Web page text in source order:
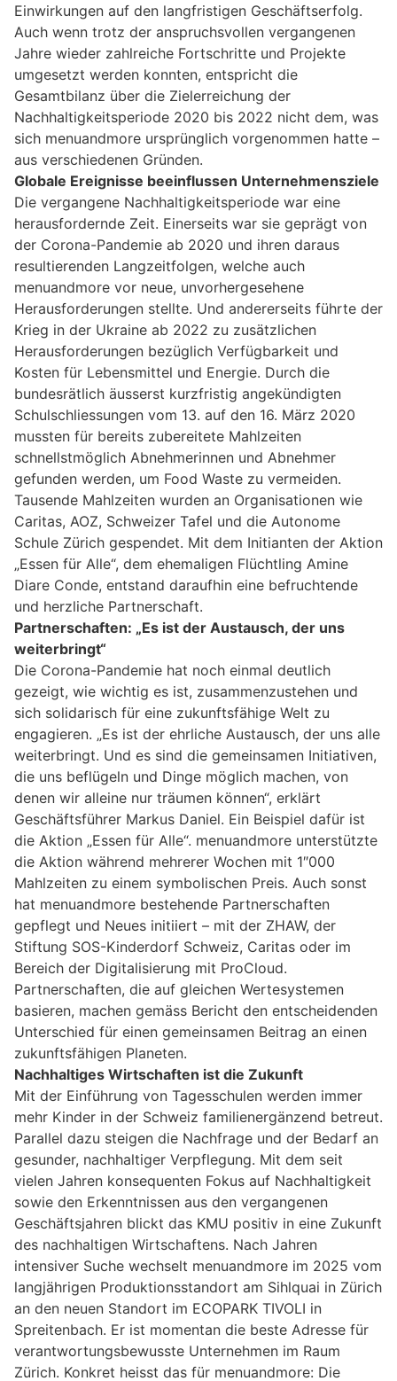
Einwirkungen auf den langfristigen Geschäftserfolg.
Auch wenn trotz der anspruchsvollen vergangenen
Jahre wieder zahlreiche Fortschritte und Projekte
umgesetzt werden konnten, entspricht die
Gesamtbilanz über die Zielerreichung der
Nachhaltigkeitsperiode 2020 bis 2022 nicht dem, was
sich menuandmore ursprünglich vorgenommen hatte –
aus verschiedenen Gründen.
Globale Ereignisse beeinflussen Unternehmensziele
Die vergangene Nachhaltigkeitsperiode war eine
herausfordernde Zeit. Einerseits war sie geprägt von
der Corona-Pandemie ab 2020 und ihren daraus
resultierenden Langzeitfolgen, welche auch
menuandmore vor neue, unvorhergesehene
Herausforderungen stellte. Und andererseits führte der
Krieg in der Ukraine ab 2022 zu zusätzlichen
Herausforderungen bezüglich Verfügbarkeit und
Kosten für Lebensmittel und Energie. Durch die
bundesrätlich äusserst kurzfristig angekündigten
Schulschliessungen vom 13. auf den 16. März 2020
mussten für bereits zubereitete Mahlzeiten
schnellstmöglich Abnehmerinnen und Abnehmer
gefunden werden, um Food Waste zu vermeiden.
Tausende Mahlzeiten wurden an Organisationen wie
Caritas, AOZ, Schweizer Tafel und die Autonome
Schule Zürich gespendet. Mit dem Initianten der Aktion
„Essen für Alle“, dem ehemaligen Flüchtling Amine
Diare Conde, entstand daraufhin eine befruchtende
und herzliche Partnerschaft.
Partnerschaften: „Es ist der Austausch, der uns
weiterbringt“
Die Corona-Pandemie hat noch einmal deutlich
gezeigt, wie wichtig es ist, zusammenzustehen und
sich solidarisch für eine zukunftsfähige Welt zu
engagieren. „Es ist der ehrliche Austausch, der uns alle
weiterbringt. Und es sind die gemeinsamen Initiativen,
die uns beflügeln und Dinge möglich machen, von
denen wir alleine nur träumen können“, erklärt
Geschäftsführer Markus Daniel. Ein Beispiel dafür ist
die Aktion „Essen für Alle“. menuandmore unterstützte
die Aktion während mehrerer Wochen mit 1″000
Mahlzeiten zu einem symbolischen Preis. Auch sonst
hat menuandmore bestehende Partnerschaften
gepflegt und Neues initiiert – mit der ZHAW, der
Stiftung SOS-Kinderdorf Schweiz, Caritas oder im
Bereich der Digitalisierung mit ProCloud.
Partnerschaften, die auf gleichen Wertesystemen
basieren, machen gemäss Bericht den entscheidenden
Unterschied für einen gemeinsamen Beitrag an einen
zukunftsfähigen Planeten.
Nachhaltiges Wirtschaften ist die Zukunft
Mit der Einführung von Tagesschulen werden immer
mehr Kinder in der Schweiz familienergänzend betreut.
Parallel dazu steigen die Nachfrage und der Bedarf an
gesunder, nachhaltiger Verpflegung. Mit dem seit
vielen Jahren konsequenten Fokus auf Nachhaltigkeit
sowie den Erkenntnissen aus den vergangenen
Geschäftsjahren blickt das KMU positiv in eine Zukunft
des nachhaltigen Wirtschaftens. Nach Jahren
intensiver Suche wechselt menuandmore im 2025 vom
langjährigen Produktionsstandort am Sihlquai in Zürich
an den neuen Standort im ECOPARK TIVOLI in
Spreitenbach. Er ist momentan die beste Adresse für
verantwortungsbewusste Unternehmen im Raum
Zürich. Konkret heisst das für menuandmore: Die